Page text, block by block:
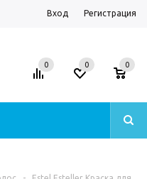
Вход Регистрация
0 0 0